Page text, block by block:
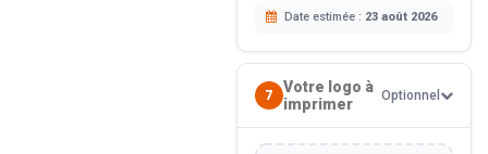
Date estimée : 23 août 2026
7
Votre logo à
imprimer
Optionnel